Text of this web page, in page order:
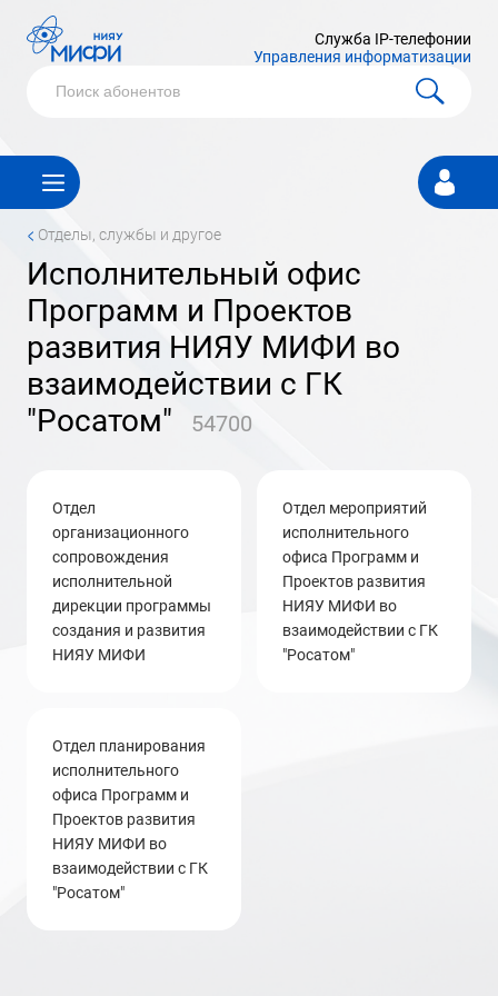
Служба IP-телефонии
Управления информатизации
Личный
кабинет
< Отделы, службы и другое
исполнительный офис
Программ и Проектов
развития НИЯУ МИФИ во
взаимодействии с ГК
"Росатом"
54700
отдел
организационного
сопровождения
исполнительной
дирекции программы
создания и развития
НИЯУ МИФИ
Отдел мероприятий
исполнительного
офиса Программ и
Проектов развития
НИЯУ МИФИ во
взаимодействии с ГК
"Росатом"
Отдел планирования
исполнительного
офиса Программ и
Проектов развития
НИЯУ МИФИ во
взаимодействии с ГК
"Росатом"